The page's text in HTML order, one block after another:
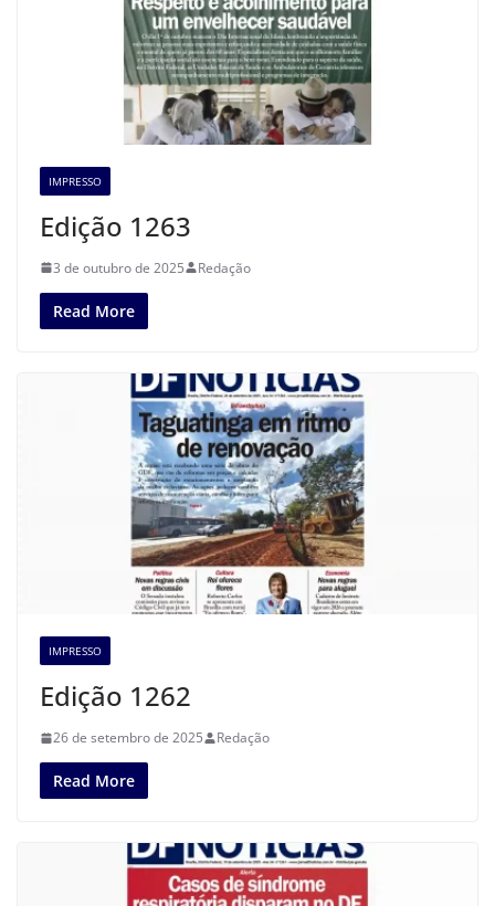
IMPRESSO
Edição 1263
3 de outubro de 2025 Redação
Read More
IMPRESSO
Edição 1262
26 de setembro de 2025 Redação
Read More